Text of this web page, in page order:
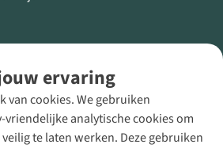
ervaring
van cookies. We gebruiken
analytische cookies om
te laten werken. Deze gebruiken